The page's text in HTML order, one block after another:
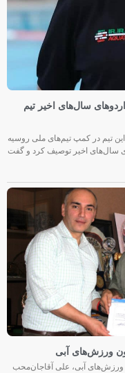
سال‌های اخیر تیم
تیم در کمپ تیم‌های ملی روسیه
سال‌های اخیر توصیف کرد و گفت
ورزش‌های آبی
آبی، علی آقاجان‌محب